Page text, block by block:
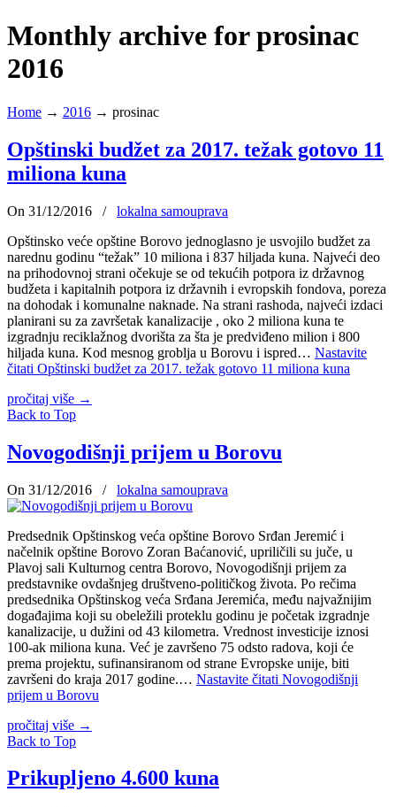
Monthly archive for prosinac
2016
Home → 2016 → prosinac
Opštinski budžet za 2017. težak gotovo 11
miliona kuna
On 31/12/2016 /
lokalna samouprava
Opštinsko veće opštine Borovo jednoglasno je usvojilo budžet za
narednu godinu “težak” 10 miliona i 837 hiljada kuna. Najveći deo
na prihodovnoj strani očekuje se od tekućih potpora iz državnog
budžeta i kapitalnih potpora iz državnih i evropskih fondova, poreza
na dohodak i komunalne naknade. Na strani rashoda, najveći izdaci
planirani su za završetak kanalizacije , oko 2 miliona kuna te
izgradnju reciklažnog dvorišta za šta je predviđeno milion i 800
hiljada kuna. Kod mesnog groblja u Borovu i ispred… Nastavite
čitati Opštinski budžet za 2017. težak gotovo 11 miliona kuna
pročitaj više →
Back to Top
Novogodišnji prijem u Borovu
On 31/12/2016 / lokalna samouprava
Predsednik Opštinskog veća opštine Borovo Srđan Jeremić i
načelnik opštine Borovo Zoran Baćanović, upriličili su juče, u
Plavoj sali Kulturnog centra Borovo, Novogodišnji prijem za
predstavnike ovdašnjeg društveno-političkog života. Po rečima
predsednika Opštinskog veća Srđana Jeremića, među najvažnijim
događajima koji su obeležili proteklu godinu je početak izgradnje
kanalizacije, u dužini od 43 kilometra. Vrednost investicije iznosi
100-ak miliona kuna. Već je završeno 75 odsto radova, koji će
prema projektu, sufinansiranom od strane Evropske unije, biti
završeni do kraja 2017 godine.… Nastavite čitati Novogodišnji
prijem u Borovu
pročitaj više →
Back to Top
Prikupljeno 4.600 kuna